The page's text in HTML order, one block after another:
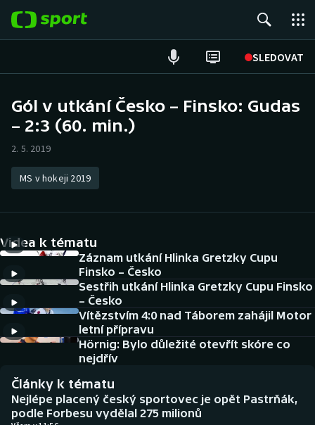
SLEDOVAT
Hokej
Atletika
DALŠÍ SPORTY
Americký fotbal
Baseball a softbal
Biatlon
NEPŘEHLÉDNĚTE
Historické návraty
Aplikace ČT sport
Gól v utkání Česko – Finsko: Gudas
– 2:3 (60. min.)
2. 5. 2019
MS v hokeji 2019
Videa k tématu
Záznam utkání Hlinka Gretzky Cupu
Finsko – Česko
Sestřih utkání Hlinka Gretzky Cupu Finsko
– Česko
Vítězstvím 4:0 nad Táborem zahájil Motor
letní přípravu
Hörnig: Bylo důležité otevřít skóre co
nejdřív
Články k tématu
Nejlépe placený český sportovec je opět Pastrňák,
podle Forbesu vydělal 275 milionů